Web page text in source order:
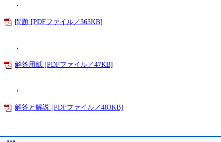
・
問題 [PDFファイル／363KB]
・
解答用紙 [PDFファイル／47KB]
・
解答と解説 [PDFファイル／483KB]